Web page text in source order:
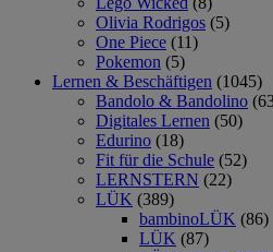
Olivia Rodrigos (5)
One Piece (11)
Pokemon (5)
Lernen & Beschäftigen (1045)
Bandolo & Bandolino
Digitales Lernen (50)
Edurino (18)
Fit für die Schule (52)
LERNSTERN (22)
LÜK (389)
bambinoLÜK (86)
LÜK (87)